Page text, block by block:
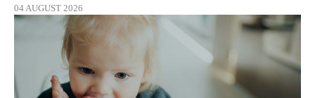
04 AUGUST 2026